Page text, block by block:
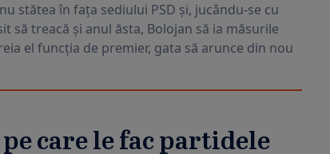
stătea în fața sediului PSD și, jucându-se cu
să treacă și anul ăsta, Bolojan să ia măsurile
el funcția de premier, gata să arunce din nou
care le fac partidele